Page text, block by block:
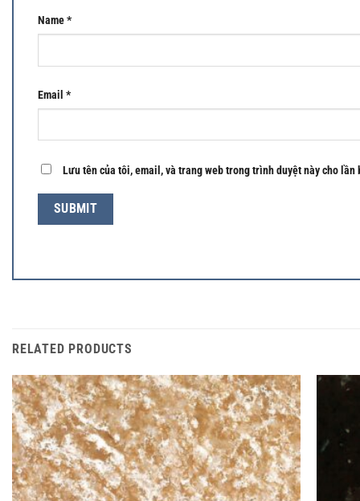
Name*
Email *
Lưu tên của tôi, email, và trang web trong trình duyệt này cho
RELATED PRODUCTS